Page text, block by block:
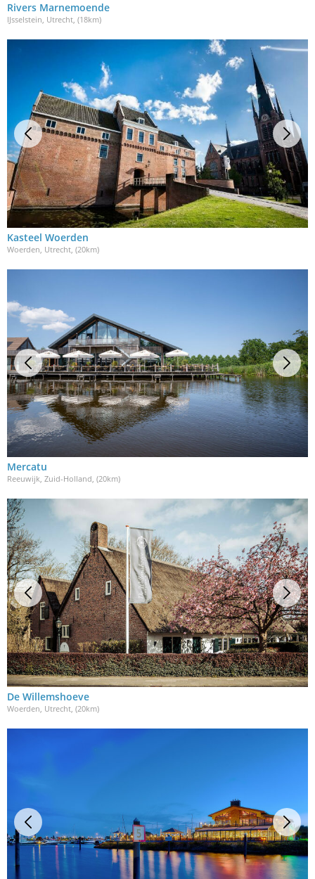
Rivers Marnemoende
IJsselstein, Utrecht, (18km)
Kasteel Woerden
Woerden, Utrecht , (20km)
Mercatu
Reeuwijk, Zuid-Holland, (20km)
De Willemshoeve
Woerden, Utrecht , (20km)